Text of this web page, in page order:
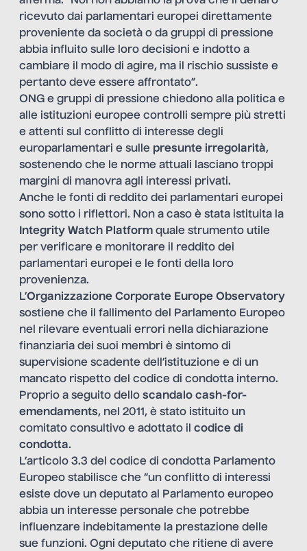
ricevuto dai parlamentari europei direttamente
proveniente da società o da gruppi di pressione
abbia influito sulle loro decisioni e indotto a
cambiare il modo di agire, ma il rischio sussiste e
pertanto deve essere affrontato”.
ONG e gruppi di pressione chiedono alla politica e
alle istituzioni europee controlli sempre più stretti
e attenti sul conflitto di interesse degli
europarlamentari e sulle presunte irregolarità,
sostenendo che le norme attuali lasciano troppi
margini di manovra agli interessi privati.
Anche le fonti di reddito dei parlamentari europei
sono sotto i riflettori. Non a caso è stata istituita la
Integrity Watch Platform quale strumento utile
per verificare e monitorare il reddito dei
parlamentari europei e le fonti della loro
provenienza.
L’Organizzazione Corporate Europe Observatory
sostiene che il fallimento del Parlamento Europeo
nel rilevare eventuali errori nella dichiarazione
finanziaria dei suoi membri è sintomo di
supervisione scadente dell’istituzione e di un
mancato rispetto del codice di condotta interno.
Proprio a seguito dello scandalo cash-for-
emendaments, nel 2011, è stato istituito un
comitato consultivo e adottato il codice di
condotta.
L’articolo 3.3 del codice di condotta Parlamento
Europeo stabilisce che “un conflitto di interessi
esiste dove un deputato al Parlamento europeo
abbia un interesse personale che potrebbe
influenzare indebitamente la prestazione delle
sue funzioni. Ogni deputato che ritiene di avere